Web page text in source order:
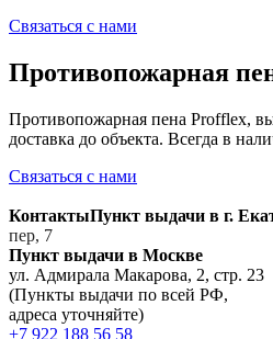
Связаться с нами
Противопожарная
Противопожарная пена Profflex,
доставка до объекта. Всегда в
Связаться с нами
КонтактыПункт выдачи в г.
пер, 7
Пункт выдачи в Москве
ул. Адмирала Макарова, 2, стр. 23
(Пункты выдачи по всей РФ,
адреса уточняйте)
+7 922 188 56 58